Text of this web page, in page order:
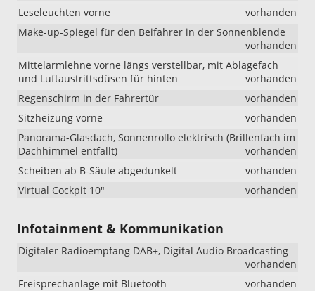
Leseleuchten vorne
vorhanden
Make-up-Spiegel für den Beifahrer in der Sonnenblende
vorhanden
Mittelarmlehne vorne längs verstellbar, mit Ablagefach
und Luftaustrittsdüsen für hinten
vorhanden
Regenschirm in der Fahrertür
vorhanden
Sitzheizung vorne
vorhanden
Panorama-Glasdach, Sonnenrollo elektrisch (Brillenfach im
Dachhimmel entfällt)
vorhanden
Scheiben ab B-Säule abgedunkelt
vorhanden
Virtual Cockpit 10"
vorhanden
Infotainment & Kommunikation
Digitaler Radioempfang DAB+, Digital Audio Broadcasting
vorhanden
Freisprechanlage mit Bluetooth
vorhanden